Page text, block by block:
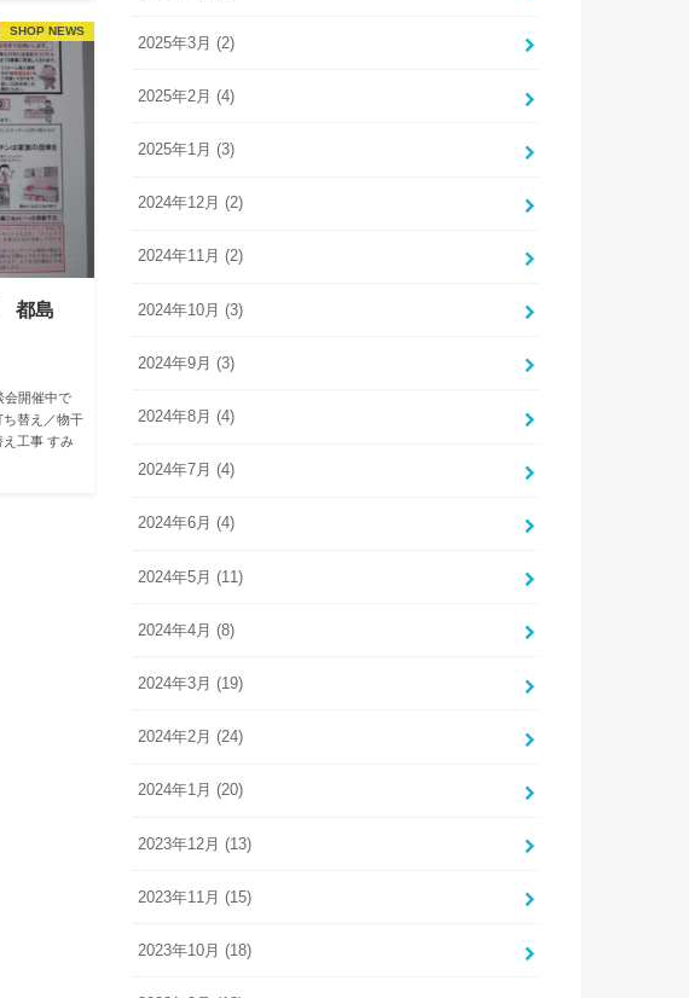
SHOP NEWS
都島
開催中で
替え／物干
工事 すみ
2025年3月 (2)
2025年2月 (4)
2025年1月 (3)
2024年12月 (2)
2024年11月 (2)
2024年10月 (3)
2024年9月 (3)
2024年8月 (4)
2024年7月 (4)
2024年6月 (4)
2024年5月 (11)
2024年4月 (8)
2024年3月 (19)
2024年2月 (24)
2024年1月 (20)
2023年12月 (13)
2023年11月 (15)
2023年10月 (18)